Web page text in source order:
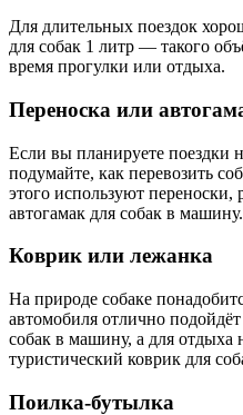
Для длительных поездок
для собак 1 литр — такого
время прогулки или отдыха.
Переноска или
Если вы планируете поездки
подумайте, как перевозить
этого используют переноски,
автогамак для собак в машину.
Коврик или лежанка
На природе собаке
автомобиля отлично подойдёт
собак в машину, а для отдыха
туристический коврик для
Поилка-бутылка